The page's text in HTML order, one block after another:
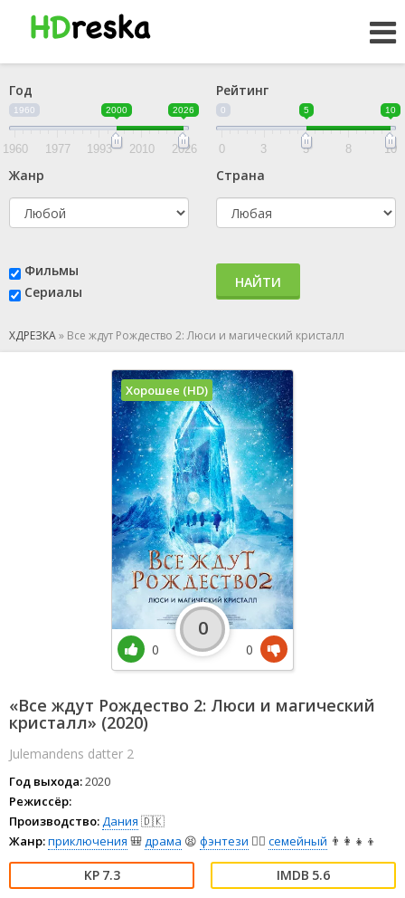
Год
1960 2000 2026
1960 1977 1993 2010 2026
Рейтинг
0 5 10
0 3 5 8 10
Жанр Страна
Фильмы
Сериалы
НАЙТИ
ХДРЕЗКА» Все ждут Рождество 2: Люси и магический кристалл
«Все ждут Рождество 2: Люси и магический
кристалл» (2020)
Julemandens datter 2
Год выхода:2020
Режиссёр:
Производство: Дания 🇩🇰
Жанр:приключения 🎒 драма 😫 фэнтези 🧝‍♂️ семейный 👨‍👩‍👧‍👦
7.3 5.6
Хорошее (HD)
0
0
0